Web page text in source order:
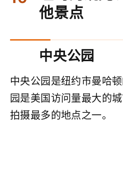
他景点
中央公园
中央公园是纽约市曼哈
园是美国访问量最大的
拍摄最多的地点之一。